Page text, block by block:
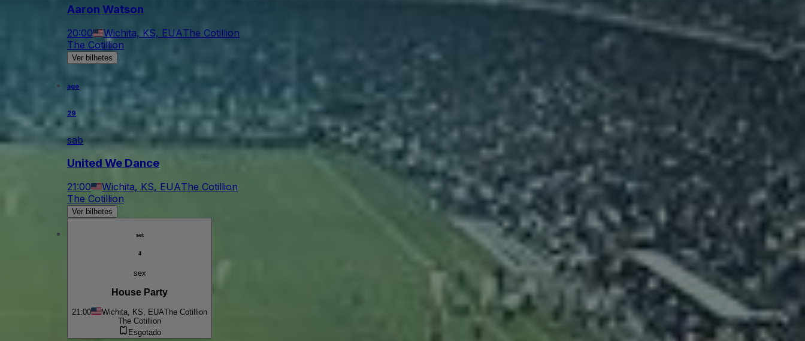
Aaron Watson
20:00 Wichita, KS, EUAThe Cotillion
The Cotillion
Ver bilhetes
ago
29
sab
United We Dance
21:00 Wichita, KS, EUAThe Cotillion
The Cotillion
Ver bilhetes
set
4
sex
House Party
21:00 Wichita, KS, EUAThe Cotillion
The Cotillion
Esgotado